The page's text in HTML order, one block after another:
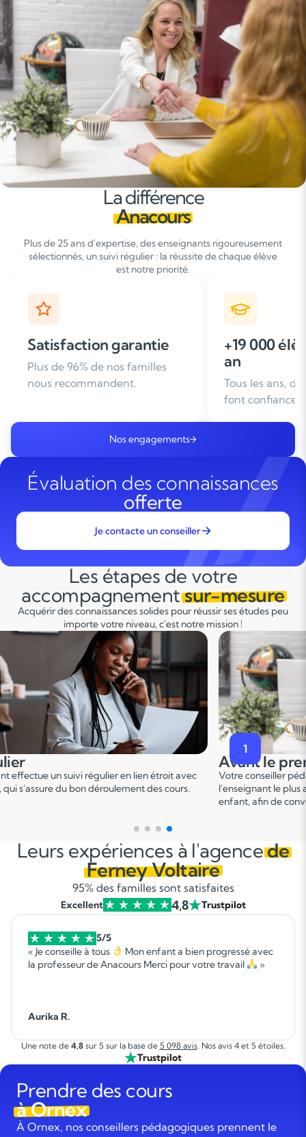
La différence
Anacours
Plus de 25 ans d'expertise, des enseignants rigoureusement
sélectionnés, un suivi régulier : la réussite de chaque élève
est notre priorité.
+19 000 élèves suivis /
an
Tous les ans, des familles nous
+ de 25 ans
Leader du
domicile en
Nos engagements
Évaluation des connaissances
offerte
Je contacte un conseiller
Les étapes de votre
accompagnementsur-mesure
Acquérir des connaissances solides pour réussir ses études peu
importe votre niveau, c'est notre mission !
cours
pédagogique vous met en relation avec
adapté en fonction du profil de votre
2
Pendant le
Ce 1er cours permet
points forts et de
sur le programme.
Leurs expériences à l'agencede
Ferney Voltaire
95% des familles sont satisfaites
Excellent 4,8 Trustpilot
5/5
« Je conseille à tous
Mon enfant a bien progressé avec
la professeur de Anacours Merci pour votre travail
»
Aurika R.
Une note de 4,8sur 5 sur la base de 5 098 avis. Nos avis 4 et 5 étoiles.
Trustpilot
Prendre des cours
à Ornex
À Ornex, nos conseillers pédagogiques prennent le